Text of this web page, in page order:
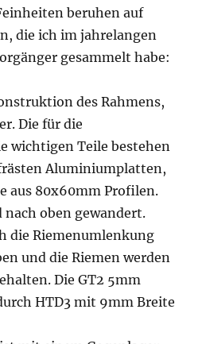
beruhen auf
die ich im jahrelangen
gesammelt habe:
des Rahmens,
Die für die
wichtigen Teile bestehen
Aluminiumplatten,
aus 80x60mm Profilen.
oben gewandert.
die Riemenumlenkung
und die Riemen werden
Die GT2 5mm
HTD3 mit 9mm Breite